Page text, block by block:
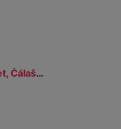
Sámiráđđi / Samerådet, Čálašeapmi, áššebáhpirat /...
Gå til detaljvisning